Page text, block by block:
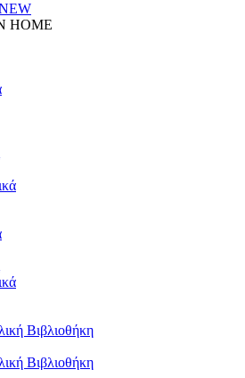
HOME
Βιβλιοθήκη
Βιβλιοθήκη